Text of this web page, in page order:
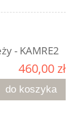
- KAMRE2
460,00 zł
do koszyka